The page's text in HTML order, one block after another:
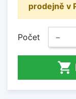
prodejně v
Počet −
